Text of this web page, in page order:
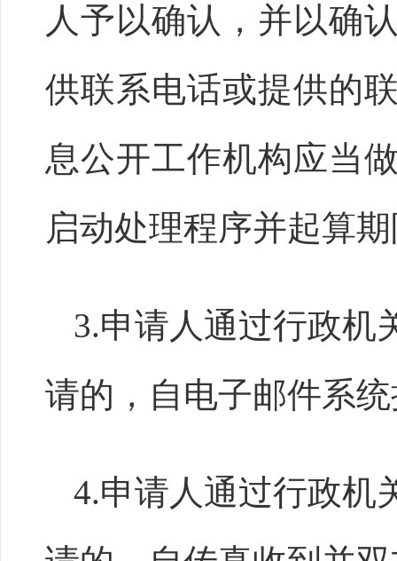
人予以确认，并以确
供联系电话或提供的
息公开工作机构应当
启动处理程序并起算
3.申请人通过行政机
请的，自电子邮件系
4.申请人通过行政机